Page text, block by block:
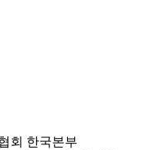
회 한국본부